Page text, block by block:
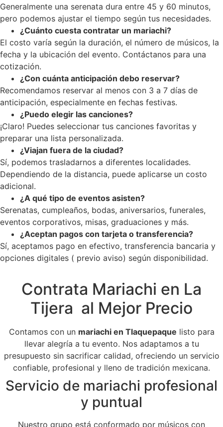
Generalmente una serenata dura entre 45 y 60 minutos,
pero podemos ajustar el tiempo según tus necesidades.
¿Cuánto cuesta contratar un mariachi?
El costo varía según la duración, el número de músicos, la
fecha y la ubicación del evento. Contáctanos para una
cotización.
¿Con cuánta anticipación debo reservar?
Recomendamos reservar al menos con 3 a 7 días de
anticipación, especialmente en fechas festivas.
¿Puedo elegir las canciones?
¡Claro! Puedes seleccionar tus canciones favoritas y
preparar una lista personalizada.
¿Viajan fuera de la ciudad?
Sí, podemos trasladarnos a diferentes localidades.
Dependiendo de la distancia, puede aplicarse un costo
adicional.
¿A qué tipo de eventos asisten?
Serenatas, cumpleaños, bodas, aniversarios, funerales,
eventos corporativos, misas, graduaciones y más.
¿Aceptan pagos con tarjeta o transferencia?
Sí, aceptamos pago en efectivo, transferencia bancaria y
opciones digitales ( previo aviso) según disponibilidad.
Contrata Mariachi en La
Tijera al Mejor Precio
Contamos con un mariachi en Tlaquepaque listo para
llevar alegría a tu evento. Nos adaptamos a tu
presupuesto sin sacrificar calidad, ofreciendo un servicio
confiable, profesional y lleno de tradición mexicana.
Servicio de mariachi profesional
y puntual
Nuestro grupo está conformado por músicos con